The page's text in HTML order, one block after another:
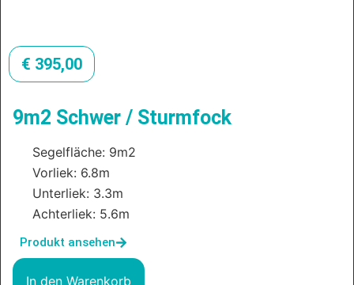
€ 395,00
9m2 Schwer / Sturmfock
Segelfläche: 9m2
Vorliek: 6.8m
Unterliek: 3.3m
Achterliek: 5.6m
Produkt ansehen
In den Warenkorb